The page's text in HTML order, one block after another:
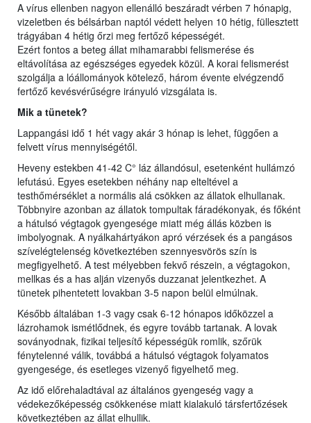
A vírus ellenben nagyon ellenálló beszáradt vérben 7 hónapig,
vizeletben és bélsárban naptól védett helyen 10 hétig, füllesztett
trágyában 4 hétig őrzi meg fertőző képességét.
Ezért fontos a beteg állat mihamarabbi felismerése és
eltávolítása az egészséges egyedek közül. A korai felismerést
szolgálja a lóállományok kötelező, három évente elvégzendő
fertőző kevésvérűségre irányuló vizsgálata is.
Mik a tünetek?
Lappangási idő 1 hét vagy akár 3 hónap is lehet, függően a
felvett vírus mennyiségétől.
Heveny estekben 41-42 C° láz állandósul, esetenként hullámzó
lefutású. Egyes esetekben néhány nap elteltével a
testhőmérséklet a normális alá csökken az állatok elhullanak.
Többnyire azonban az állatok tompultak fáradékonyak, és főként
a hátulsó végtagok gyengesége miatt még állás közben is
imbolyognak. A nyálkahártyákon apró vérzések és a pangásos
szívelégtelenség következtében szennyesvörös szín is
megfigyelhető. A test mélyebben fekvő részein, a végtagokon,
mellkas és a has alján vizenyős duzzanat jelentkezhet. A
tünetek pihentetett lovakban 3-5 napon belül elmúlnak.
Később általában 1-3 vagy csak 6-12 hónapos időközzel a
lázrohamok ismétlődnek, és egyre tovább tartanak. A lovak
soványodnak, fizikai teljesítő képességük romlik, szőrük
fénytelenné válik, továbbá a hátulsó végtagok folyamatos
gyengesége, és esetleges vizenyő figyelhető meg.
Az idő előrehaladtával az általános gyengeség vagy a
védekezőképesség csökkenése miatt kialakuló társfertőzések
következtében az állat elhullik.